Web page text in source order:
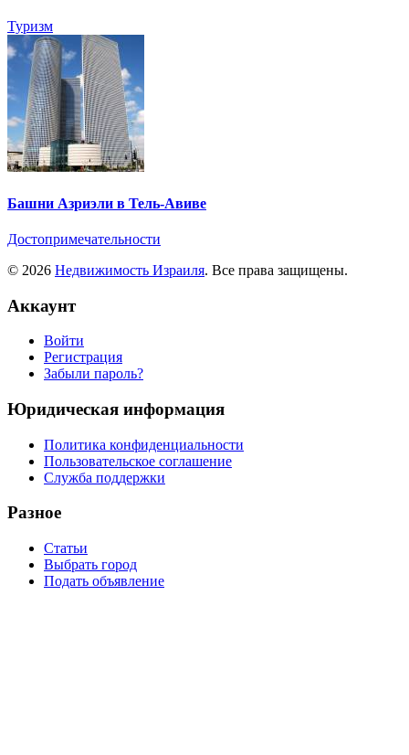
Туризм
Башни Азриэли в Тель-Авиве
Достопримечательности
© 2026 Недвижимость Израиля. Все права защищены.
Аккаунт
Войти
Регистрация
Забыли пароль?
Юридическая информация
Политика конфиденциальности
Пользовательское соглашение
Служба поддержки
Разное
Статьи
Выбрать город
Подать объявление